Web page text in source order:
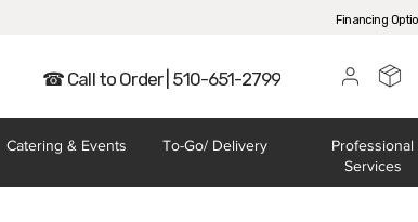
Financing
☎ Call to Order | 510-651-2799
Catering & Events To-Go/Delivery
Professional
Services